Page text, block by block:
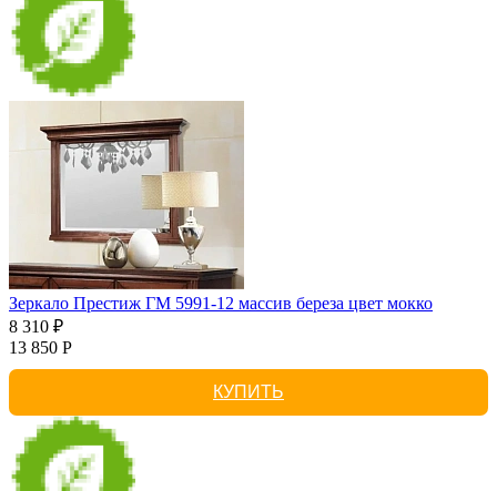
Зеркало Престиж ГМ 5991-12 массив береза цвет мокко
8 310 ₽
13 850 Р
КУПИТЬ